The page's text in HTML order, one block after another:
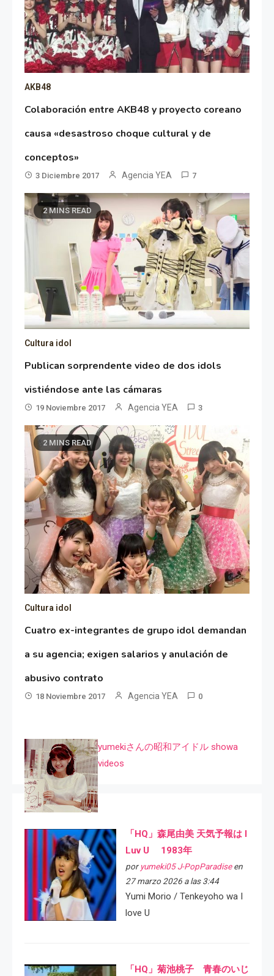
AKB48
Colaboración entre AKB48 y proyecto coreano
causa «desastroso choque cultural y de
conceptos»
3 Diciembre 2017 Agencia YEA 7
2 MINS READ
Cultura idol
Publican sorprendente video de dos idols
vistiéndose ante las cámaras
19 Noviembre 2017 Agencia YEA 3
2 MINS READ
Cultura idol
Cuatro ex-integrantes de grupo idol demandan
a su agencia; exigen salarios y anulación de
abusivo contrato
18 Noviembre 2017 Agencia YEA 0
yumekiさんの昭和アイドル showa
videos
「HQ」森尾由美 天気予報は I
Luv U 1983年
por yumeki05 J-PopParadiseen
27 marzo 2026 a las 3:44
Yumi Morio / Tenkeyoho wa I
love U
「HQ」菊池桃子 青春のいじ